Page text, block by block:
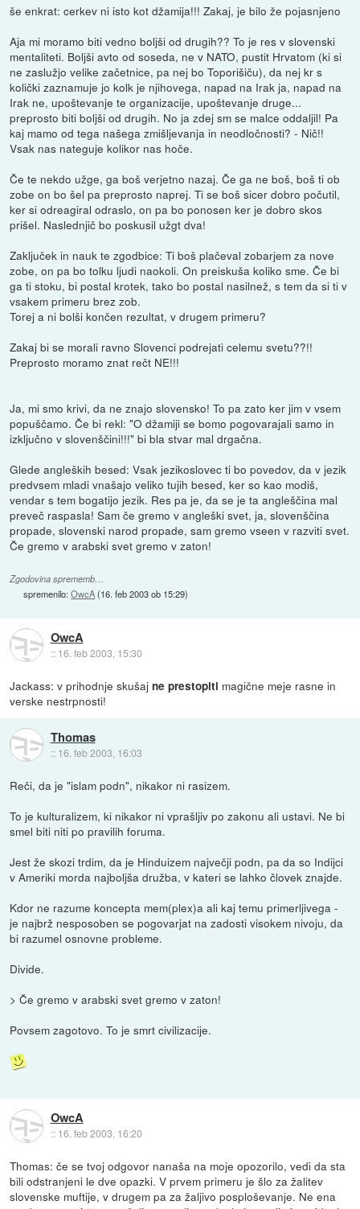
še enkrat: cerkev ni isto kot džamija!!! Zakaj, je bilo že pojasnjeno
Aja mi moramo biti vedno boljši od drugih?? To je res v slovenski
mentaliteti. Boljši avto od soseda, ne v NATO, pustit Hrvatom (ki si
ne zaslužjo velike začetnice, pa nej bo Toporišiču), da nej kr s
količki zaznamuje jo kolk je njihovega, napad na Irak ja, napad na
Irak ne, upoštevanje te organizacije, upoštevanje druge...
preprosto biti boljši od drugih. No ja zdej sm se malce oddaljil! Pa
kaj mamo od tega našega zmišljevanja in neodločnosti? - Nič!!
Vsak nas nateguje kolikor nas hoče.
Če te nekdo užge, ga boš verjetno nazaj. Če ga ne boš, boš ti ob
zobe on bo šel pa preprosto naprej. Ti se boš sicer dobro počutil,
ker si odreagiral odraslo, on pa bo ponosen ker je dobro skos
prišel. Naslednjič bo poskusil užgt dva!
Zaključek in nauk te zgodbice: Ti boš plačeval zobarjem za nove
zobe, on pa bo tolku ljudi naokoli. On preiskuša koliko sme. Če bi
ga ti stoku, bi postal krotek, tako bo postal nasilnež, s tem da si ti v
vsakem primeru brez zob.
Torej a ni bolši končen rezultat, v drugem primeru?
Zakaj bi se morali ravno Slovenci podrejati celemu svetu??!!
Preprosto moramo znat rečt NE!!!
Ja, mi smo krivi, da ne znajo slovensko! To pa zato ker jim v vsem
popuščamo. Če bi rekl: "O džamiji se bomo pogovarajali samo in
izključno v slovenščini!!!" bi bla stvar mal drgačna.
Glede angleških besed: Vsak jezikoslovec ti bo povedov, da v jezik
predvsem mladi vnašajo veliko tujih besed, ker so kao modiš,
vendar s tem bogatijo jezik. Res pa je, da se je ta angleščina mal
preveč raspasla! Sam če gremo v angleški svet, ja, slovenščina
propade, slovenski narod propade, sam gremo vseen v razviti svet.
Če gremo v arabski svet gremo v zaton!
Zgodovina sprememb…
spremenilo:OwcA(16. feb 2003 ob 15:29)
OwcA
:: 16. feb 2003, 15:30
Jackass: v prihodnje skušajne prestopiti magične meje rasne in
verske nestrpnosti!
Thomas
:: 16. feb 2003, 16:03
Reči, da je "islam podn", nikakor ni rasizem.
To je kulturalizem, ki nikakor ni vprašljiv po zakonu ali ustavi. Ne bi
smel biti niti po pravilih foruma.
Jest že skozi trdim, da je Hinduizem največji podn, pa da so Indijci
v Ameriki morda najboljša družba, v kateri se lahko človek znajde.
Kdor ne razume koncepta mem(plex)a ali kaj temu primerljivega -
je najbrž nesposoben se pogovarjat na zadosti visokem nivoju, da
bi razumel osnovne probleme.
Divide.
> Če gremo v arabski svet gremo v zaton!
Povsem zagotovo. To je smrt civilizacije.
OwcA
:: 16. feb 2003, 16:20
Thomas: če se tvoj odgovor nanaša na moje opozorilo, vedi da sta
bili odstranjeni le dve opazki. V prvem primeru je šlo za žalitev
slovenske muftije, v drugem pa za žaljivo posploševanje. Ne ena